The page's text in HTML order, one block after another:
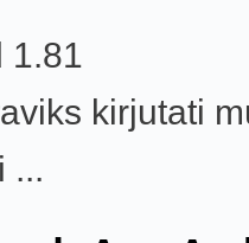
1.81
kirjutati
...